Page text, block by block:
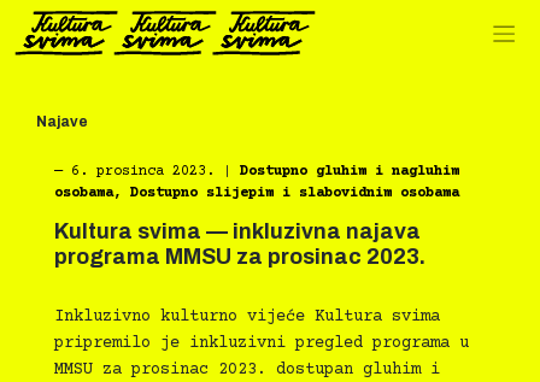
Preskoči
sadržaj
Najave
― 6. prosinca 2023.
Dostupno gluhim i nagluhim
osobama, Dostupno slijepim i slabovidnim osobama
Kultura svima — inkluzivna najava
programa MMSU za prosinac 2023.
Inkluzivno kulturno vijeće Kultura svima
pripremilo je inkluzivni pregled programa u
MMSU za prosinac 2023. dostupan gluhim i